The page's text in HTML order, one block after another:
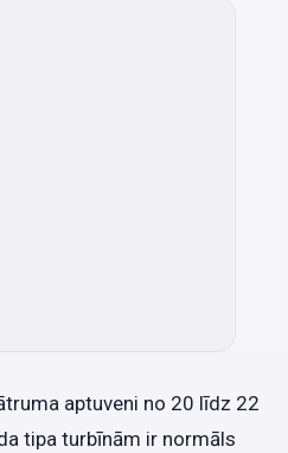
aptuveni no 20 līdz 22
tipa turbīnām ir normāls